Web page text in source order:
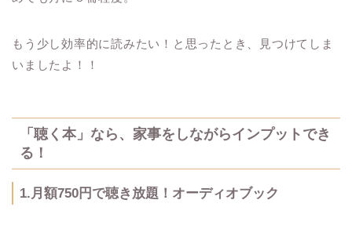
もう少し効率的に読みたい！と思ったとき、見つけてしま
いましたよ！！
「聴く本」なら、家事をしながらインプットでき
る！
1.月額750円で聴き放題！オーディオブック